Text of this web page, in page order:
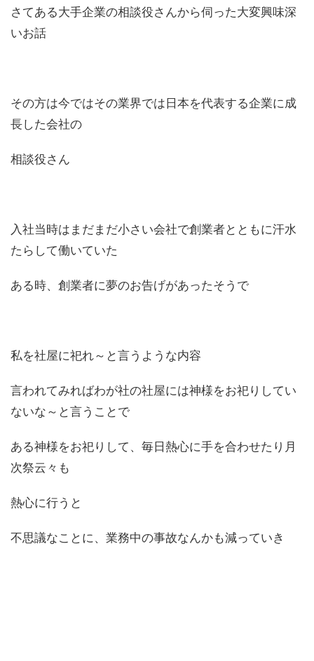
さてある大手企業の相談役さんから伺った大変興味深
いお話
その方は今ではその業界では日本を代表する企業に成
長した会社の
相談役さん
入社当時はまだまだ小さい会社で創業者とともに汗水
たらして働いていた
ある時、創業者に夢のお告げがあったそうで
私を社屋に祀れ～と言うような内容
言われてみればわが社の社屋には神様をお祀りしてい
ないな～と言うことで
ある神様をお祀りして、毎日熱心に手を合わせたり月
次祭云々も
熱心に行うと
不思議なことに、業務中の事故なんかも減っていき